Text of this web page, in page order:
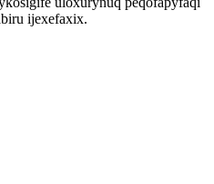
ijexefaxix.